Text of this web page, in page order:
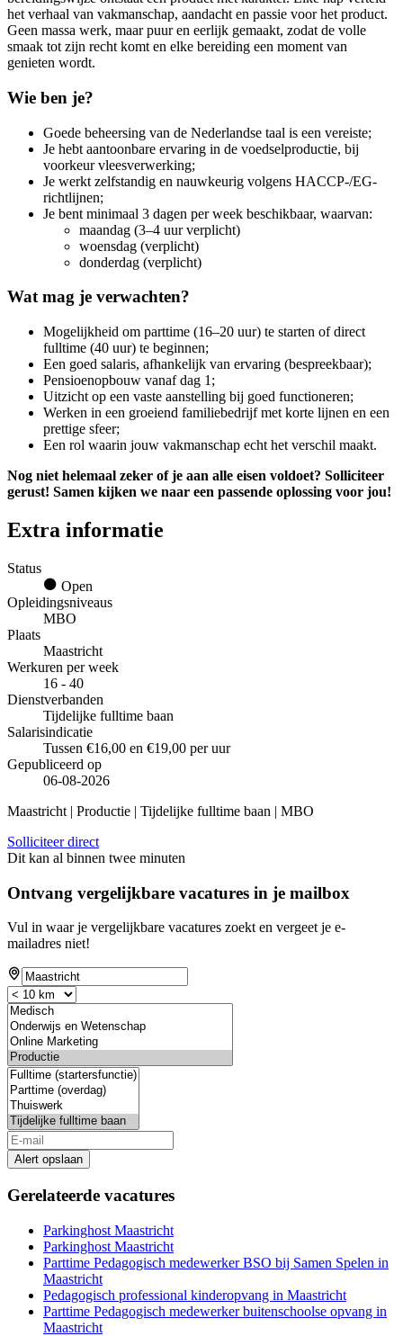
het verhaal van vakmanschap, aandacht en passie voor het product.
Geen massa werk, maar puur en eerlijk gemaakt, zodat de volle
smaak tot zijn recht komt en elke bereiding een moment van
genieten wordt.
Wie ben je?
Goede beheersing van de Nederlandse taal is een vereiste;
Je hebt aantoonbare ervaring in de voedselproductie, bij
voorkeur vleesverwerking;
Je werkt zelfstandig en nauwkeurig volgens HACCP-/EG-
richtlijnen;
Je bent minimaal 3 dagen per week beschikbaar, waarvan:
maandag (3–4 uur verplicht)
woensdag (verplicht)
donderdag (verplicht)
Wat mag je verwachten?
Mogelijkheid om parttime (16–20 uur) te starten of direct
fulltime (40 uur) te beginnen;
Een goed salaris, afhankelijk van ervaring (bespreekbaar);
Pensioenopbouw vanaf dag 1;
Uitzicht op een vaste aanstelling bij goed functioneren;
Werken in een groeiend familiebedrijf met korte lijnen en een
prettige sfeer;
Een rol waarin jouw vakmanschap echt het verschil maakt.
Nog niet helemaal zeker of je aan alle eisen voldoet? Solliciteer
gerust! Samen kijken we naar een passende oplossing voor jou!
Extra informatie
Status
Open
Opleidingsniveaus
MBO
Plaats
Maastricht
Werkuren per week
16 - 40
Dienstverbanden
Tijdelijke fulltime baan
Salarisindicatie
Tussen €16,00 en €19,00 per uur
Gepubliceerd op
06-08-2026
Maastricht | Productie | Tijdelijke fulltime baan | MBO
Solliciteer direct
Dit kan al binnen twee minuten
Ontvang vergelijkbare vacatures in je mailbox
Vul in waar je vergelijkbare vacatures zoekt en vergeet je e-
mailadres niet!
Alert opslaan
Gerelateerde vacatures
Parkinghost Maastricht
Parkinghost Maastricht
Parttime Pedagogisch medewerker BSO bij Samen Spelen in
Maastricht
Pedagogisch professional kinderopvang in Maastricht
Parttime Pedagogisch medewerker buitenschoolse opvang in
Maastricht